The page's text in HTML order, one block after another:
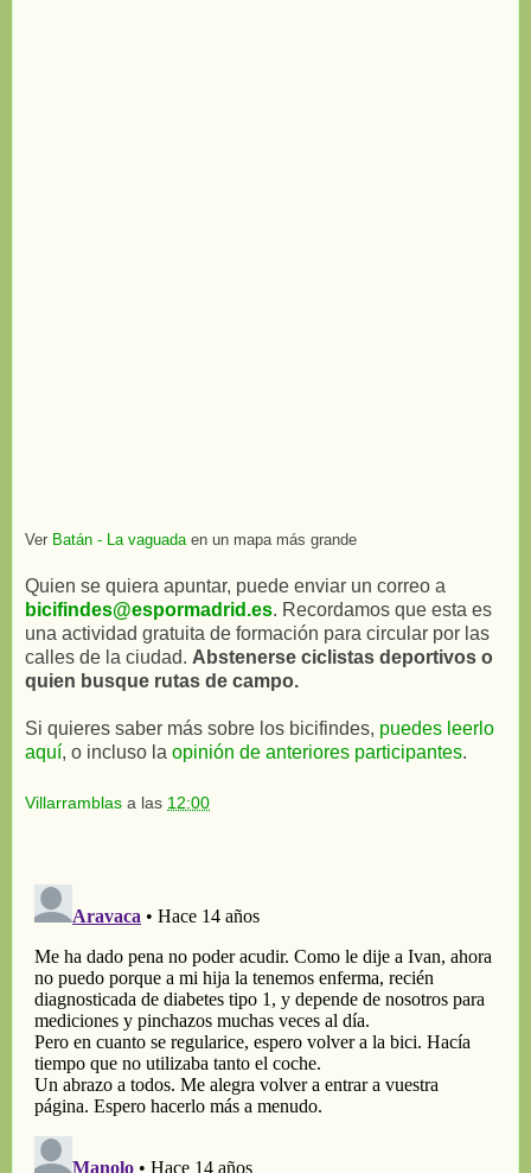
Ver Batán - La vaguada en un mapa más grande
Quien se quiera apuntar, puede enviar un correo a
bicifindes@espormadrid.es. Recordamos que esta es
una actividad gratuita de formación para circular por las
calles de la ciudad. Abstenerse ciclistas deportivos o
quien busque rutas de campo.
Si quieres saber más sobre los bicifindes, puedes leerlo
aquí, o incluso la opinión de anteriores participantes.
Villarramblas a las 12:00